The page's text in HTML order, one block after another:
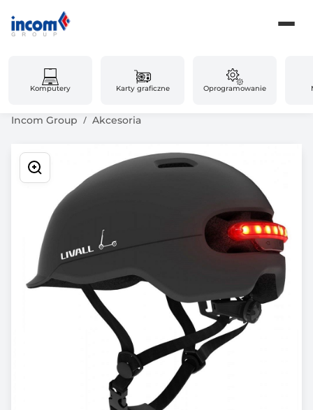
Komputery Karty graficzne Oprogramowanie
Incom Group Akcesoria